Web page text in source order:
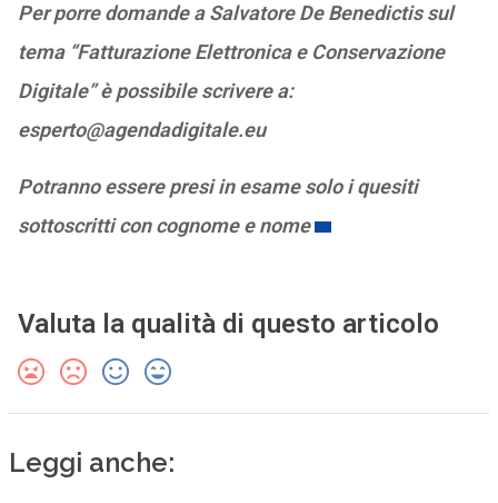
Per porre domande a Salvatore De Benedictis sul
tema “Fatturazione Elettronica e Conservazione
Digitale” è possibile scrivere a:
esperto@agendadigitale.eu
Potranno essere presi in esame solo i quesiti
sottoscritti con cognome e nome
Valuta la qualità di questo articolo
Leggi anche: